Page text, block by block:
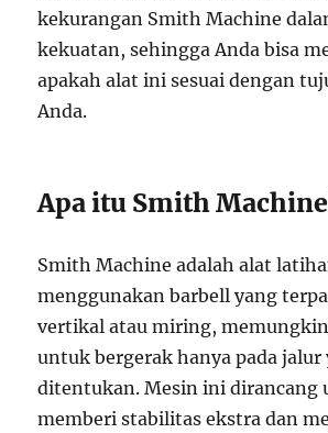
kekurangan Smith Machine
kekuatan, sehingga Anda bisa
apakah alat ini sesuai dengan
Anda.
Apa itu Smith
Smith Machine adalah alat
menggunakan barbell yang
vertikal atau miring,
untuk bergerak hanya pada jalur
ditentukan. Mesin ini dirancang
memberi stabilitas ekstra dan